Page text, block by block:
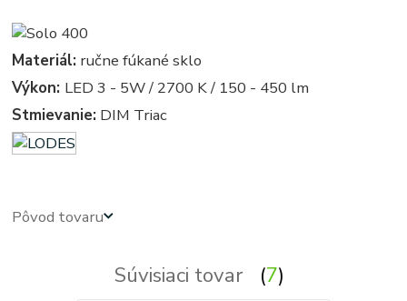
Materiál: ručne fúkané sklo
Výkon: LED 3 - 5W / 2700 K / 150 - 450 lm
Stmievanie: DIM Triac
Pôvod tovaru
Súvisiaci tovar 7